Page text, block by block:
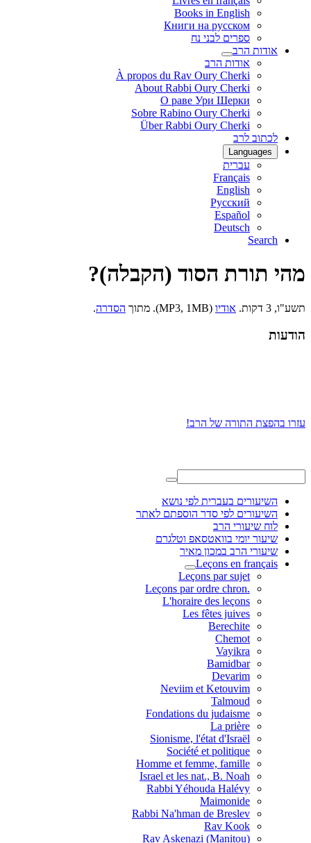
Books in English
Книги на русском
ספרים לבני נח
אודות הרב
אודות הרב
À propos du Rav Oury Cherki
About Rabbi Oury Cherki
О раве Ури Шерки
Sobre Rabino Oury Cherki
Über Rabbi Oury Cherki
לכתוב לרב
Languages
עברית
Français
English
Русский
Español
Deutsch
Search
מהי תורת הסוד (הקבלה)?
תשע"ו, 3 דקות. אודיו (MP3, 1MB). מתוך הסדרה.
הודעות
עזרו בהפצת התורה של הרב!
השיעורים בעברית לפי נושא
השיעורים לפי סדר הוספתם לאתר
לוח שיעורי הרב
שיעור יומי בוואטסאפ וטלגרם
שיעורי הרב במכון מאיר
Leçons en français
Leçons par sujet
.Leçons par ordre chron
L'horaire des leçons
Les fêtes juives
Berechite
Chemot
Vayikra
Bamidbar
Devarim
Neviim et Ketouvim
Talmoud
Fondations du judaisme
La prière
Sionisme, l'état d'Israël
Société et politique
Homme et femme, famille
Israel et les nat., B. Noah
Rabbi Yéhouda Halévy
Maimonide
Rabbi Na'hman de Breslev
Rav Kook
(Rav Askenazi (Manitou